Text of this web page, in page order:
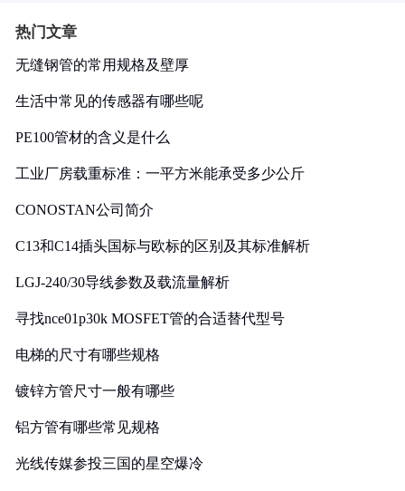
热门文章
无缝钢管的常用规格及壁厚
生活中常见的传感器有哪些呢
PE100管材的含义是什么
工业厂房载重标准：一平方米能承受多少公斤
CONOSTAN公司简介
C13和C14插头国标与欧标的区别及其标准解析
LGJ-240/30导线参数及载流量解析
寻找nce01p30k MOSFET管的合适替代型号
电梯的尺寸有哪些规格
镀锌方管尺寸一般有哪些
铝方管有哪些常见规格
光线传媒参投三国的星空爆冷